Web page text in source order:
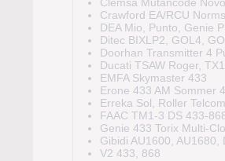
Clemsa Mutancode
Crawford EA/RCU
DEA Mio, Punto, Genie
Ditec BIXLP2, GOL4,
Doorhan Transmitter 4
Ducati TSAW Roger,
EMFA Skymaster 433
Erone 433 AM Sommer
Erreka Sol, Roller
FAAC TM1-3 DS 433-
Genie 433 Torix Multi-
Gibidi AU1600, AU1680,
V2 433, 868